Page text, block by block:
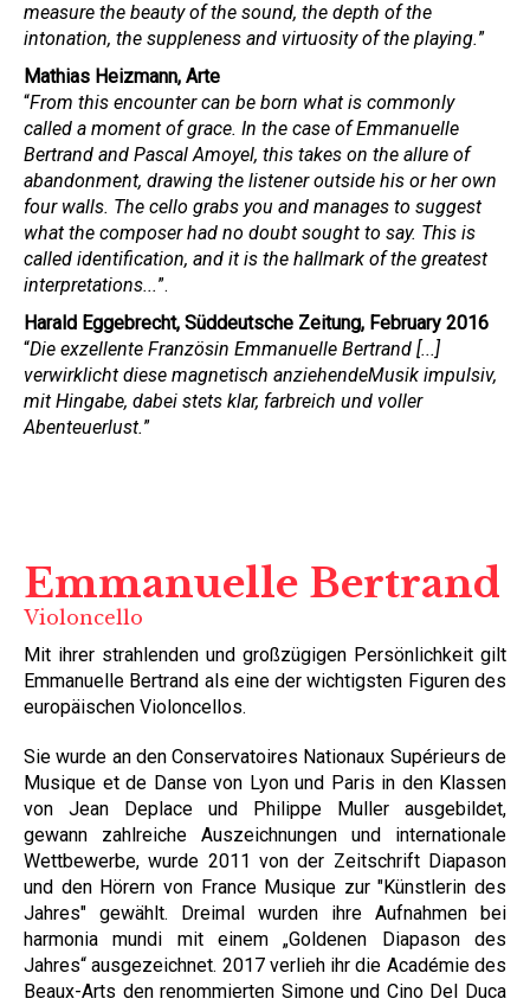
measure the beauty of the sound, the depth of the
intonation, the suppleness and virtuosity of the playing.”
Mathias Heizmann, Arte
“From this encounter can be born what is commonly
called a moment of grace. In the case of Emmanuelle
Bertrand and Pascal Amoyel, this takes on the allure of
abandonment, drawing the listener outside his or her own
four walls. The cello grabs you and manages to suggest
what the composer had no doubt sought to say. This is
called identification, and it is the hallmark of the greatest
interpretations...”.
Harald Eggebrecht, Süddeutsche Zeitung, February 2016
“Die exzellente Französin Emmanuelle Bertrand [...]
verwirklicht diese magnetisch anziehendeMusik impulsiv,
mit Hingabe, dabei stets klar, farbreich und voller
Abenteuerlust.”
Emmanuelle Bertrand
Violoncello
Mit ihrer strahlenden und großzügigen Persönlichkeit gilt
Emmanuelle Bertrand als eine der wichtigsten Figuren des
europäischen Violoncellos.
Sie wurde an den Conservatoires Nationaux Supérieurs de
Musique et de Danse von Lyon und Paris in den Klassen
von Jean Deplace und Philippe Muller ausgebildet,
gewann zahlreiche Auszeichnungen und internationale
Wettbewerbe, wurde 2011 von der Zeitschrift Diapason
und den Hörern von France Musique zur "Künstlerin des
Jahres" gewählt. Dreimal wurden ihre Aufnahmen bei
harmonia mundi mit einem „Goldenen Diapason des
Jahres“ ausgezeichnet. 2017 verlieh ihr die Académie des
Beaux-Arts den renommierten Simone und Cino Del Duca